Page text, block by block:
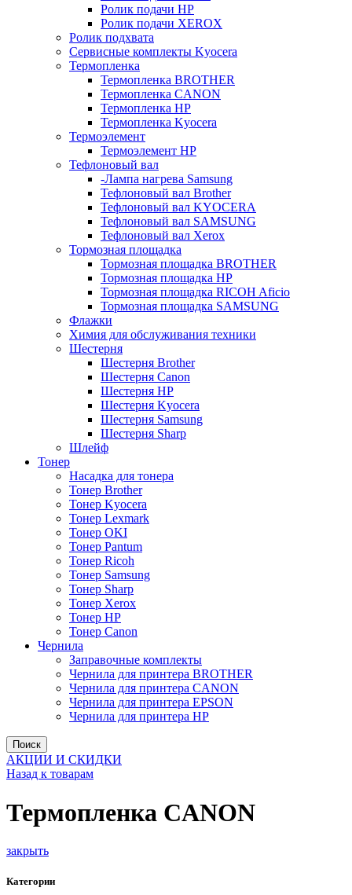
Ролик подачи HP
Ролик подачи XEROX
Ролик подхвата
Сервисные комплекты Kyocera
Термопленка
Термопленка BROTHER
Термопленка CANON
Термопленка HP
Термопленка Kyocera
Термоэлемент
Термоэлемент НР
Тефлоновый вал
-Лампа нагрева Samsung
Тефлоновый вал Brother
Тефлоновый вал KYOCERA
Тефлоновый вал SAMSUNG
Тефлоновый вал Xerox
Тормозная площадка
Тормозная площадка BROTHER
Тормозная площадка HP
Тормозная площадка RICOH Aficio
Тормозная площадка SAMSUNG
Флажки
Химия для обслуживания техники
Шестерня
Шестерня Brother
Шестерня Canon
Шестерня HP
Шестерня Kyocera
Шестерня Samsung
Шестерня Sharp
Шлейф
Тонер
Насадка для тонера
Тонер Brother
Тонер Kyocera
Тонер Lexmark
Тонер OKI
Тонер Pantum
Тонер Ricoh
Тонер Samsung
Тонер Sharp
Тонер Xerox
Тонер НР
Тонер Саnon
Чернила
Заправочные комплекты
Чернила для принтера BROTHER
Чернила для принтера CANON
Чернила для принтера EPSON
Чернила для принтера HP
Поиск
АКЦИИ И СКИДКИ
Назад к товарам
Термопленка CANON
закрыть
Категории